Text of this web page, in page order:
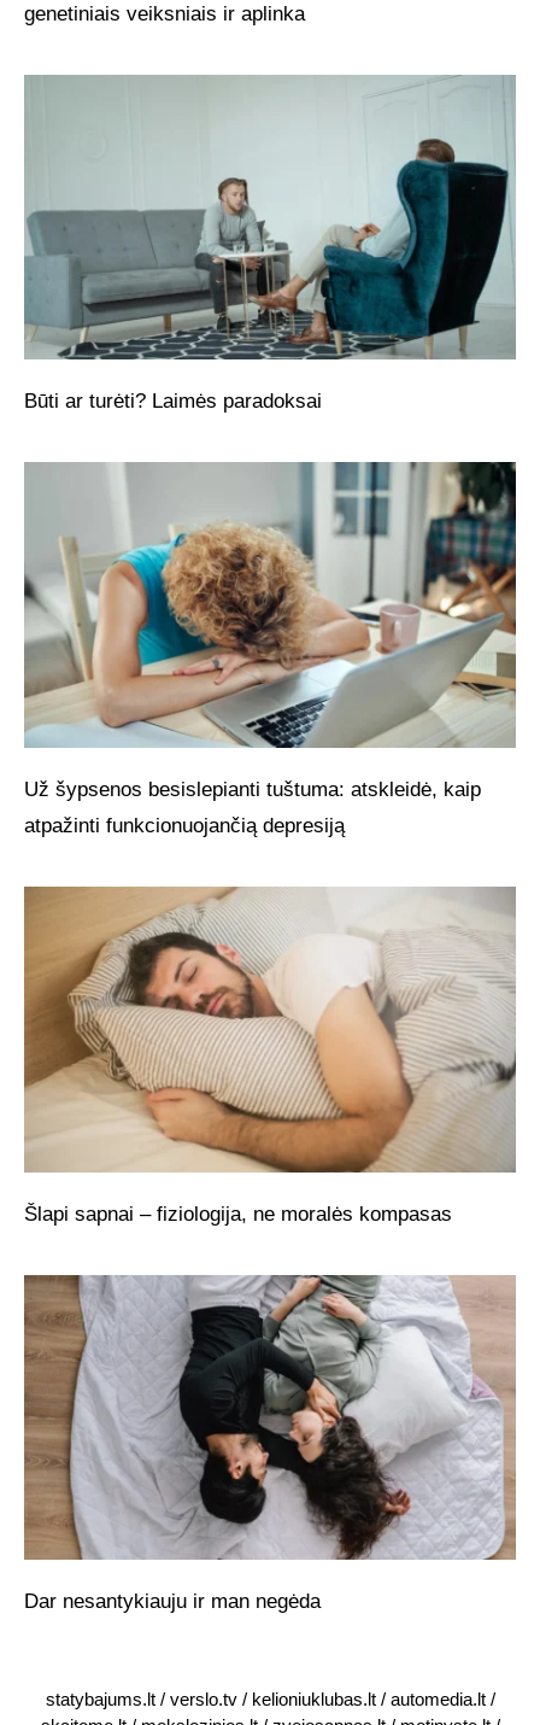
genetiniais veiksniais ir aplinka
Būti ar turėti? Laimės paradoksai
Už šypsenos besislepianti tuštuma: atskleidė, kaip
atpažinti funkcionuojančią depresiją
Šlapi sapnai – fiziologija, ne moralės kompasas
Dar nesantykiauju ir man negėda
statybajums.lt/ verslo.tv/ kelioniuklubas.lt/ automedia.lt/